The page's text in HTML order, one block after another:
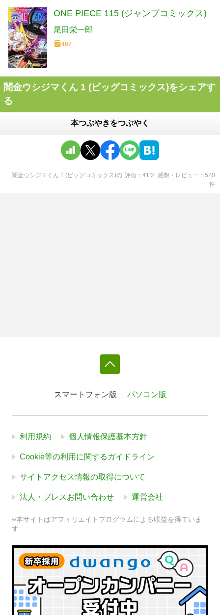
ONE PIECE 115 (ジャンプコミックス)
尾田栄一郎
407
闇金ウシジマくん 1 (ビッグコミックス)をシェアす
る
本つぶやきをつぶやく
闇金ウシジマくん 1 (ビッグコミックス)の 評価 41 ％ 感想・レビュー
520
件
スマートフォン版 パソコン版
利用規約 個人情報保護基本方針
Cookie等の利用に関するガイドライン
サイトアクセス情報の取得について
法人・プレスお問い合わせ 運営会社
※本サイトはアフィリエイトプログラムによる収益を得ていま
す